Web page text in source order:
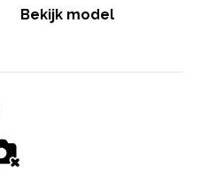
Bekijk model